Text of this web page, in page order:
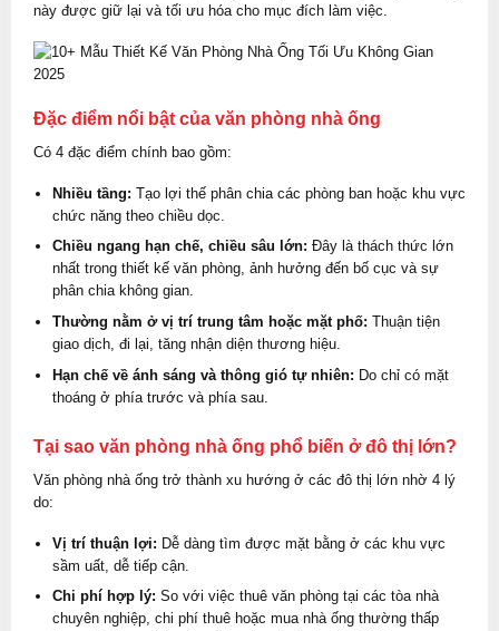
này được giữ lại và tối ưu hóa cho mục đích làm việc.
Đặc điểm nổi bật của văn phòng nhà ống
Có 4 đặc điểm chính bao gồm:
Nhiều tầng: Tạo lợi thế phân chia các phòng ban hoặc khu vực
chức năng theo chiều dọc.
Chiều ngang hạn chế, chiều sâu lớn: Đây là thách thức lớn
nhất trong thiết kế văn phòng, ảnh hưởng đến bố cục và sự
phân chia không gian.
Thường nằm ở vị trí trung tâm hoặc mặt phố: Thuận tiện
giao dịch, đi lại, tăng nhận diện thương hiệu.
Hạn chế về ánh sáng và thông gió tự nhiên: Do chỉ có mặt
thoáng ở phía trước và phía sau.
Tại sao văn phòng nhà ống phổ biến ở đô thị lớn?
Văn phòng nhà ống trở thành xu hướng ở các đô thị lớn nhờ 4 lý
do:
Vị trí thuận lợi: Dễ dàng tìm được mặt bằng ở các khu vực
sầm uất, dễ tiếp cận.
Chi phí hợp lý: So với việc thuê văn phòng tại các tòa nhà
chuyên nghiệp, chi phí thuê hoặc mua nhà ống thường thấp